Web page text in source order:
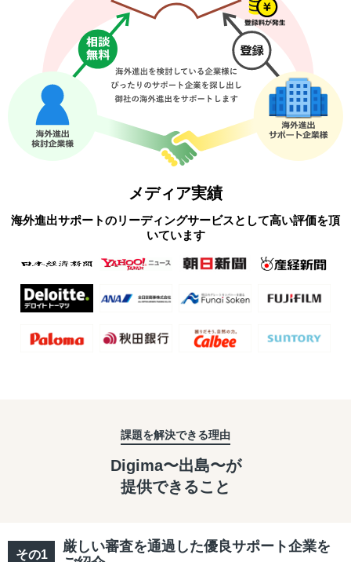
メディア実績
海外進出サポートのリーディングサービスとして高い評価を頂
いています
課題を解決できる理由
Digima〜出島〜が
提供できること
厳しい審査を通過した優良サポート企業を